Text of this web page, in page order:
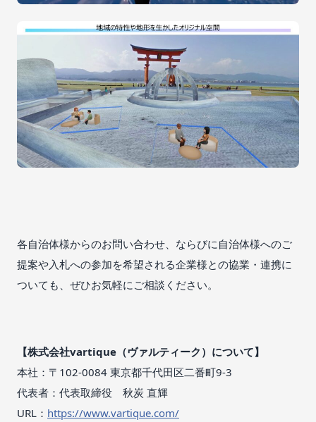
各自治体様からのお問い合わせ、ならびに自治体様へのご
提案や入札への参加を希望される企業様との協業・連携に
ついても、ぜひお気軽にご相談ください。
【株式会社vartique（ヴァルティーク）について】
本社：〒102-0084 東京都千代田区二番町9-3
代表者：代表取締役 秋炭 直輝
URL： https://www.vartique.com/